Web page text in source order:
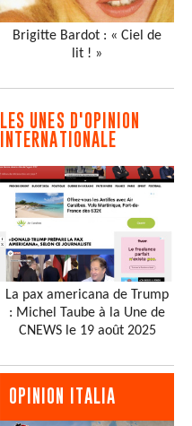
Brigitte Bardot : « Ciel de
lit ! »
LES UNES D'OPINION
INTERNATIONALE
La pax americana de Trump
: Michel Taube à la Une de
CNEWS le 19 août 2025
OPINION ITALIA